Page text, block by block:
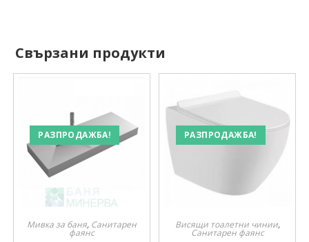
Свързани продукти
РАЗПРОДАЖБА!
Мивка за баня, Санитарен
фаянс
РАЗПРОДАЖБА!
Висящи тоалетни чинии,
Санитарен фаянс